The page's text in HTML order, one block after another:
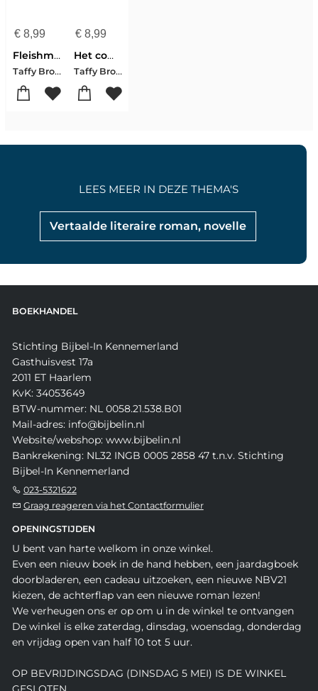
€8,99
Fleishman zit in de problemen
Taffy Brodesser-Akner
€8,99
Het compromis van Long Island
Taffy Brodesser-Akner
Vertaalde literaire roman, novelle
LEES MEER IN DEZE THEMA'S
BOEKHANDEL
Stichting Bijbel-In Kennemerland
Gasthuisvest 17a
2011 ET Haarlem
KvK: 34053649
BTW-nummer: NL 0058.21.538.B01
Mail-adres: info@bijbelin.nl
Website/webshop: www.bijbelin.nl
Bankrekening: NL32 INGB 0005 2858 47 t.n.v. Stichting
Bijbel-In Kennemerland
023-5321622
Graag reageren via het Contactformulier
OPENINGSTIJDEN
U bent van harte welkom in onze winkel.
Even een nieuw boek in de hand hebben, een jaardagboek
doorbladeren, een cadeau uitzoeken, een nieuwe NBV21
kiezen, de achterflap van een nieuwe roman lezen!
We verheugen ons er op om u in de winkel te ontvangen
De winkel is elke zaterdag, dinsdag, woensdag, donderdag
en vrijdag open van half 10 tot 5 uur.
OP BEVRIJDINGSDAG (DINSDAG 5 MEI) IS DE WINKEL